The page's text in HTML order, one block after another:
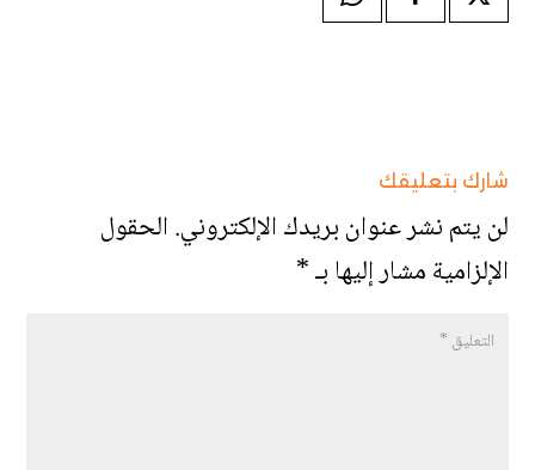
شارك بتعليقك
لن يتم نشر عنوان بريدك الإلكتروني.الحقول
الإلزامية مشار إليها بـ*